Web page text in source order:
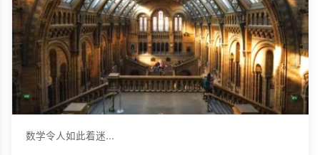
数学令人如此着迷...